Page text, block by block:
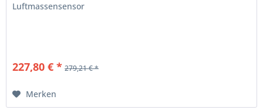
Luftmassensensor
227,80 € * 279,21 € *
Merken